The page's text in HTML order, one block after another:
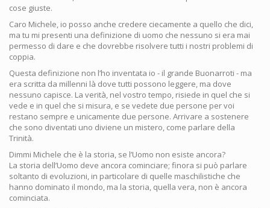
cose giuste.
Caro Michele, io posso anche credere ciecamente a quello che dici,
ma tu mi presenti una definizione di uomo che nessuno si era mai
permesso di dare e che dovrebbe risolvere tutti i nostri problemi di
coppia.
Questa definizione non l’ho inventata io - il grande Buonarroti - ma
era scritta da millenni là dove tutti possono leggere, ma dove
nessuno capisce. La verità, nel vostro tempo, risiede in quel che si
vede e in quel che si misura, e se vedete due persone per voi
restano sempre e unicamente due persone. Arrivare a sostenere
che sono diventati uno diviene un mistero, come parlare della
Trinità.
Dimmi Michele che è la storia, se l’Uomo non esiste ancora?
La storia dell’Uomo deve ancora cominciare; finora si può parlare
soltanto di evoluzioni, in particolare di quelle maschilistiche che
hanno dominato il mondo, ma la storia, quella vera, non è ancora
cominciata.